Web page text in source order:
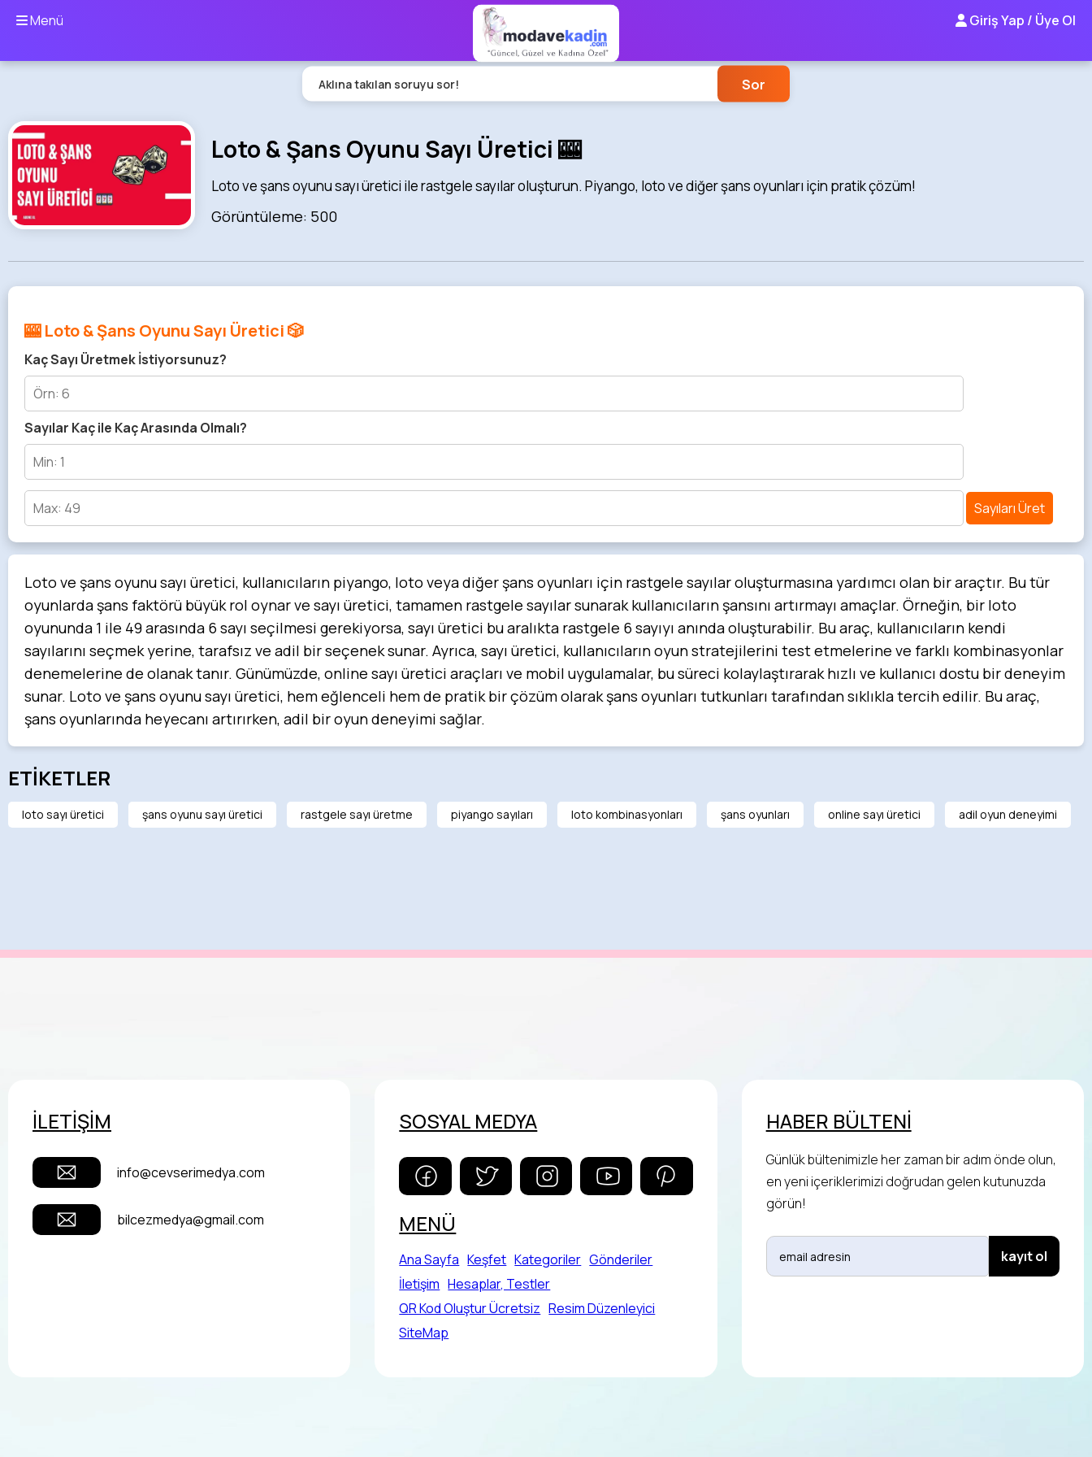
Menü Giriş Yap / Üye Ol
Aklına takılan soruyu sor! Sor
Loto & Şans Oyunu Sayı Üretici 🎰
Loto ve şans oyunu sayı üretici ile rastgele sayılar oluşturun. Piyango, loto ve diğer şans oyunları için pratik çözüm!
Görüntüleme: 500
🎰 Loto & Şans Oyunu Sayı Üretici 🎲
Kaç Sayı Üretmek İstiyorsunuz?
Sayılar Kaç ile Kaç Arasında Olmalı?
Sayıları Üret
Loto ve şans oyunu sayı üretici, kullanıcıların piyango, loto veya diğer şans oyunları için rastgele sayılar oluşturmasına yardımcı olan bir araçtır. Bu tür
oyunlarda şans faktörü büyük rol oynar ve sayı üretici, tamamen rastgele sayılar sunarak kullanıcıların şansını artırmayı amaçlar. Örneğin, bir loto
oyununda 1 ile 49 arasında 6 sayı seçilmesi gerekiyorsa, sayı üretici bu aralıkta rastgele 6 sayıyı anında oluşturabilir. Bu araç, kullanıcıların kendi
sayılarını seçmek yerine, tarafsız ve adil bir seçenek sunar. Ayrıca, sayı üretici, kullanıcıların oyun stratejilerini test etmelerine ve farklı kombinasyonlar
denemelerine de olanak tanır. Günümüzde, online sayı üretici araçları ve mobil uygulamalar, bu süreci kolaylaştırarak hızlı ve kullanıcı dostu bir deneyim
sunar. Loto ve şans oyunu sayı üretici, hem eğlenceli hem de pratik bir çözüm olarak şans oyunları tutkunları tarafından sıklıkla tercih edilir. Bu araç,
şans oyunlarında heyecanı artırırken, adil bir oyun deneyimi sağlar.
ETİKETLER
loto sayı üretici şans oyunu sayı üretici rastgele sayı üretme piyango sayıları loto kombinasyonları şans oyunları online sayı üretici adil oyun deneyimi
İLETİŞİM
info@cevserimedya.com
bilcezmedya@gmail.com
SOSYAL MEDYA
MENÜ
Ana Sayfa Keşfet Kategoriler Gönderiler
İletişim Hesaplar, Testler
QR Kod Oluştur Ücretsiz Resim Düzenleyici
SiteMap
HABER BÜLTENİ
Günlük bültenimizle her zaman bir adım önde olun,
en yeni içeriklerimizi doğrudan gelen kutunuzda
görün!